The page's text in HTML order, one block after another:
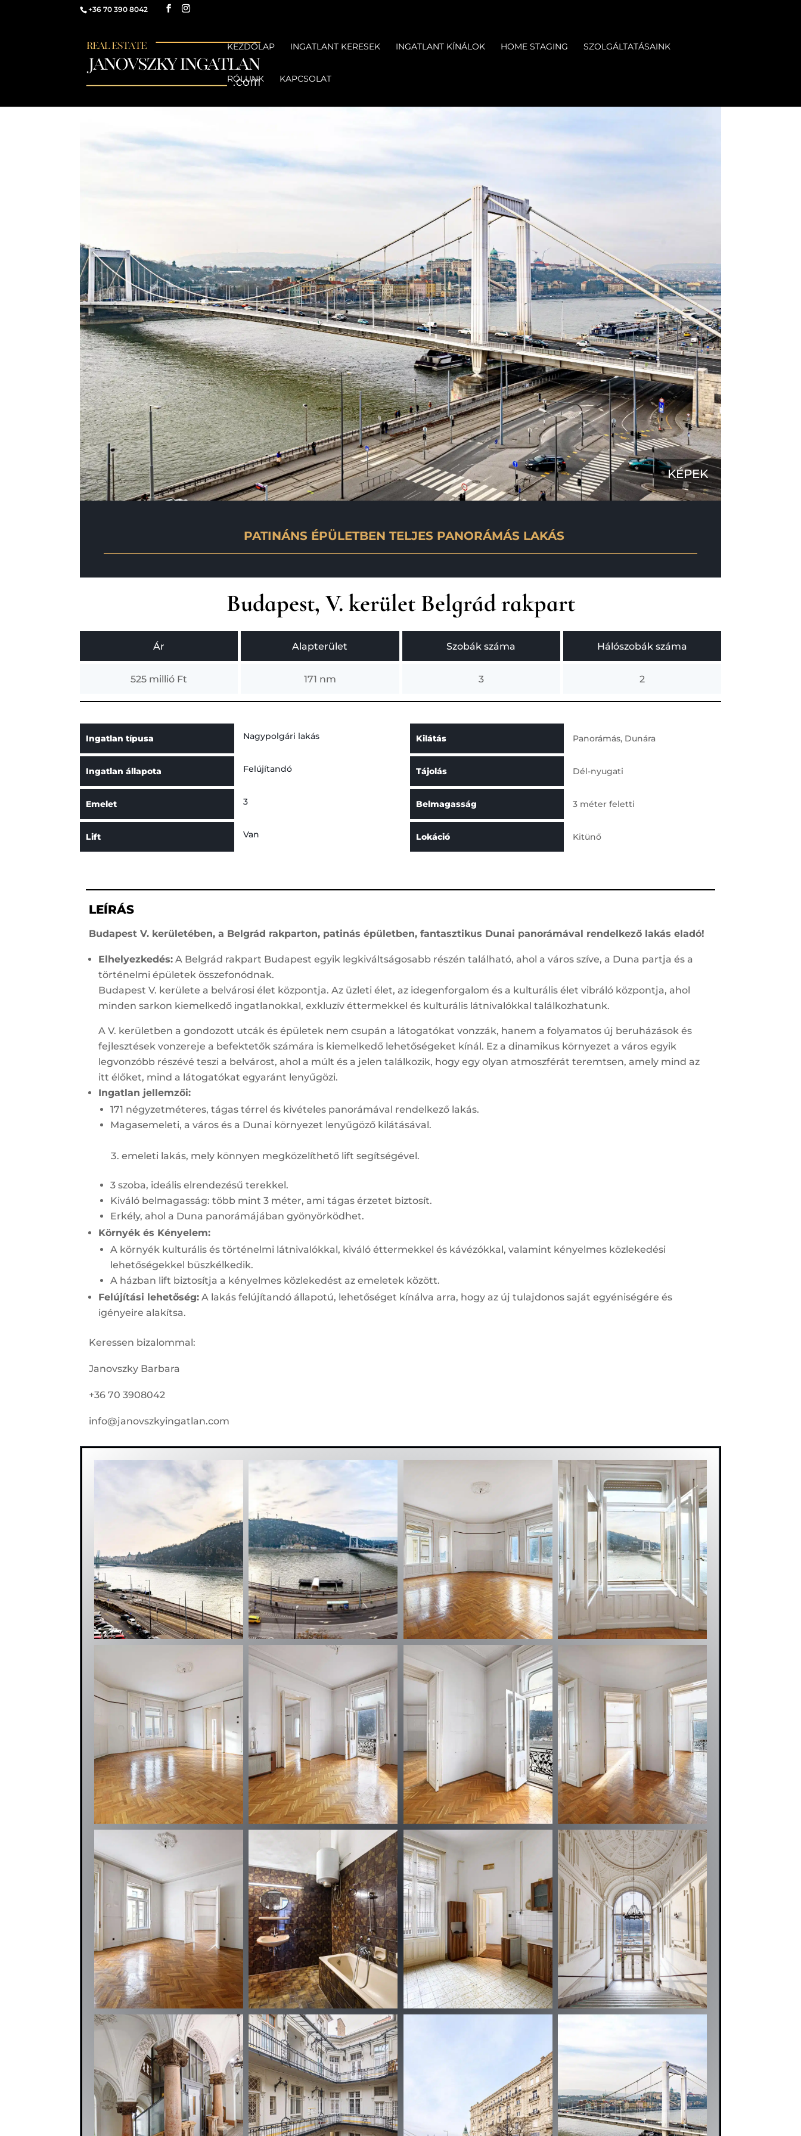
+36 70 390 8042
KEZDŐLAP INGATLANT KERESEK INGATLANT KÍNÁLOK HOME STAGING SZOLGÁLTATÁSAINK
RÓLUNK KAPCSOLAT
KÉPEK
PATINÁNS ÉPÜLETBEN TELJES PANORÁMÁS LAKÁS
Budapest, V. kerület Belgrád rakpart
Ár
525 millió Ft
Alapterület
171 nm
Szobák száma
3
Hálószobák száma
2
Ingatlan típusa Nagypolgári lakás
Ingatlan állapota Felújítandó
Emelet 3
Lift Van
Kilátás Panorámás, Dunára
Tájolás Dél-nyugati
Belmagasság 3 méter feletti
Lokáció Kitünő
LEÍRÁS
Budapest V. kerületében, a Belgrád rakparton, patinás épületben, fantasztikus Dunai panorámával rendelkező lakás eladó!
Elhelyezkedés: A Belgrád rakpart Budapest egyik legkiváltságosabb részén található, ahol a város szíve, a Duna partja és a
történelmi épületek összefonódnak.
Budapest V. kerülete a belvárosi élet központja. Az üzleti élet, az idegenforgalom és a kulturális élet vibráló központja, ahol
minden sarkon kiemelkedő ingatlanokkal, exkluzív éttermekkel és kulturális látnivalókkal találkozhatunk.
A V. kerületben a gondozott utcák és épületek nem csupán a látogatókat vonzzák, hanem a folyamatos új beruházások és
fejlesztések vonzereje a befektetők számára is kiemelkedő lehetőségeket kínál. Ez a dinamikus környezet a város egyik
legvonzóbb részévé teszi a belvárost, ahol a múlt és a jelen találkozik, hogy egy olyan atmoszférát teremtsen, amely mind az
itt élőket, mind a látogatókat egyaránt lenyűgözi.
Ingatlan jellemzői:
171 négyzetméteres, tágas térrel és kivételes panorámával rendelkező lakás.
Magasemeleti, a város és a Dunai környezet lenyűgöző kilátásával.
emeleti lakás, mely könnyen megközelíthető lift segítségével.
3 szoba, ideális elrendezésű terekkel.
Kiváló belmagasság: több mint 3 méter, ami tágas érzetet biztosít.
Erkély, ahol a Duna panorámájában gyönyörködhet.
Környék és Kényelem:
A környék kulturális és történelmi látnivalókkal, kiváló éttermekkel és kávézókkal, valamint kényelmes közlekedési
lehetőségekkel büszkélkedik.
A házban lift biztosítja a kényelmes közlekedést az emeletek között.
Felújítási lehetőség: A lakás felújítandó állapotú, lehetőséget kínálva arra, hogy az új tulajdonos saját egyéniségére és
igényeire alakítsa.
Keressen bizalommal:
Janovszky Barbara
+36 70 3908042
info@janovszkyingatlan.com